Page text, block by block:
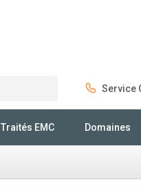
Service
Traités EMC Domaines